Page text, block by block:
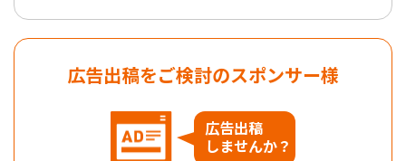
広告出稿をご検討のスポンサー様
広告出稿
しませんか？